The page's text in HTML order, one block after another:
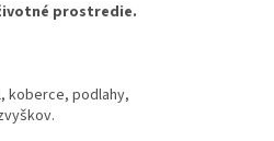
prostredie.
koberce, podlahy,